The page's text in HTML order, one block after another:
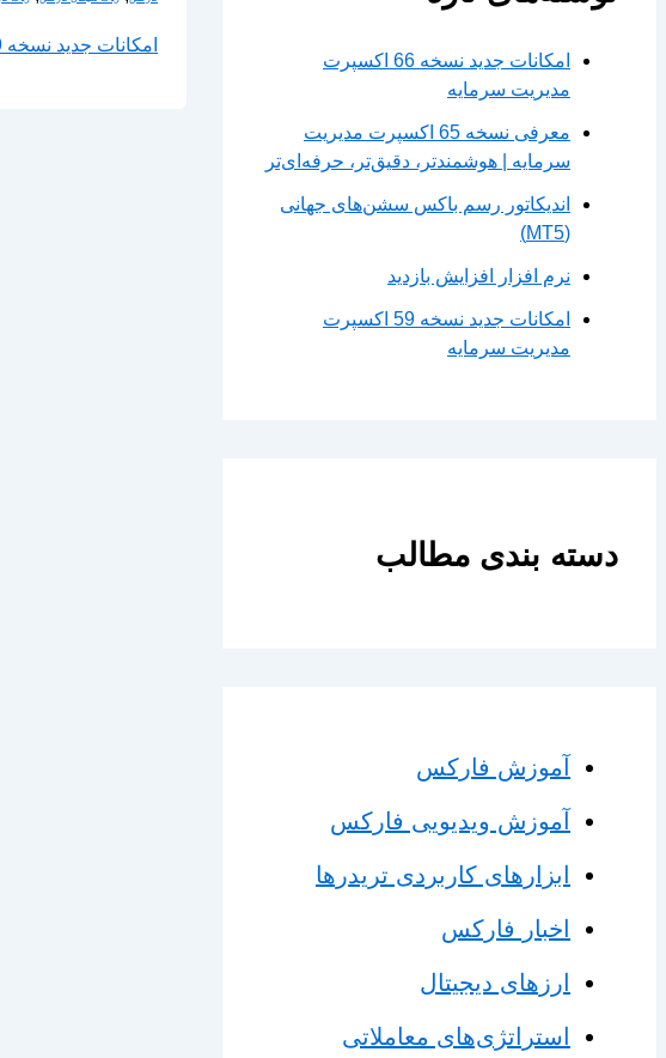
امکانات جدید نسخه 66 اکسپرت
مدیریت سرمایه
معرفی نسخه 65 اکسپرت مدیریت
سرمایه | هوشمندتر، دقیق‌تر، حرفه‌ای‌تر
اندیکاتور رسم باکس سشن‌های جهانی
(MT5)
نرم افزار افزایش بازدید
امکانات جدید نسخه 59 اکسپرت
مدیریت سرمایه
دسته بندی مطالب
آموزش فارکس
آموزش ویدیویی فارکس
ابزارهای کاربردی تریدرها
اخبار فارکس
ارزهای دیجیتال
استراتژی‌های معاملاتی
امکانات جدید نسخه 59 اکسپرت به ربات تلگرام